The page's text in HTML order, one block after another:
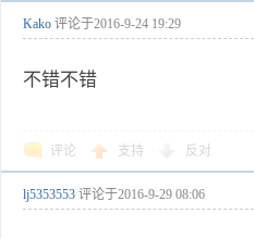
Kako 评论于2016-9-24 19:29
不错不错
评论 支持 反对
lj5353553 评论于2016-9-29 08:06